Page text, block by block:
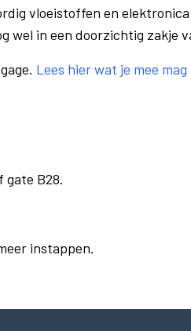
vloeistoffen en
wel in een doorzichtig zakje
Lees hier wat je mee
gate B28.
instappen.